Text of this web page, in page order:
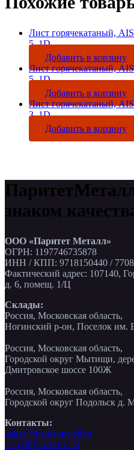
Лист горячекатаный,
5, 1D
Добавить в корзину
Лист горячекатаный,
5, 1D
Добавить в корзину
Лист горячекатаный,
3, 1D
Добавить в корзину
знаком
ООО «Паритет Металл»
ОГРН: 1197746735878
ИНН / КПП: 9718150440 /
Фактический адрес: 107140,
д. 6, помещ. 1/Ц
Склады:
Россия, Московская область,
Ногинский р-он, Поселок им.
Россия, Московская область,
Городской округ Мытищи,
Дмитровское шоссе 100Ж
Россия, Московская область,
Городской округ Подольск д.
Контакты:
zakaz@paritetmetall.ru
+7 (499) 678-01-23